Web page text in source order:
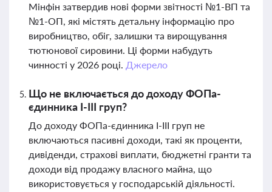
Мінфін затвердив нові форми звітності №1-ВП та
№1-ОП, які містять детальну інформацію про
виробництво, обіг, залишки та вирощування
тютюнової сировини. Ці форми набудуть
чинності у 2026 році. Джерело
Що не включається до доходу ФОПа-
єдинника І-ІІІ груп?
До доходу ФОПа-єдинника І-ІІІ груп не
включаються пасивні доходи, такі як проценти,
дивіденди, страхові виплати, бюджетні гранти та
доходи від продажу власного майна, що
використовується у господарській діяльності.